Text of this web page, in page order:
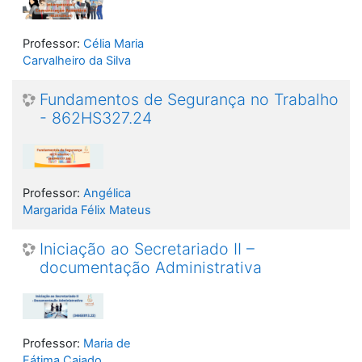
Professor: Célia Maria
Carvalheiro da Silva
Fundamentos de Segurança no Trabalho
- 862HS327.24
Professor: Angélica
Margarida Félix Mateus
Iniciação ao Secretariado II –
documentação Administrativa
Professor: Maria de